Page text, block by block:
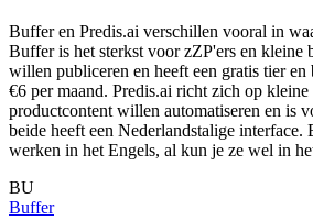
Buffer en Predis.ai verschillen vooral in
Buffer is het sterkst voor zZP'ers en kleine
willen publiceren en heeft een gratis tier en
€6 per maand. Predis.ai richt zich op kleine
productcontent willen automatiseren en is
beide heeft een Nederlandstalige interface.
werken in het Engels, al kun je ze wel in
BU
Buffer